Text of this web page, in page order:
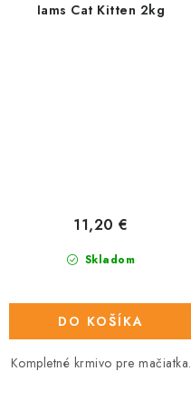
Iams Cat Kitten 2kg
Skladom
11,20 €
DO KOŠÍKA
Kompletné krmivo pre mačiatka.